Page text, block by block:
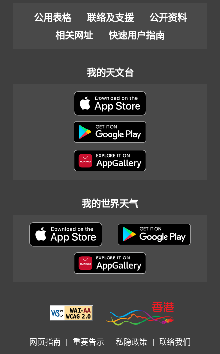
公用表格 联络及支援
公开资料
相关网址
快速用户指南
我的天文台
我的世界天气
网页指南 重要告示 私隐政策 联络我们